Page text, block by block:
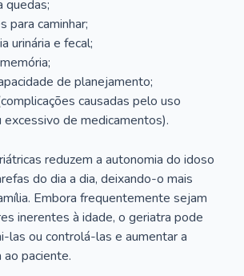
quedas;
para caminhar;
urinária e fecal;
de planejamento;
causadas pelo uso
excessivo de medicamentos).
reduzem a autonomia do idoso
do dia a dia, deixando-o mais
Embora frequentemente sejam
inerentes à idade, o geriatra pode
las ou controlá-las e aumentar a
paciente.